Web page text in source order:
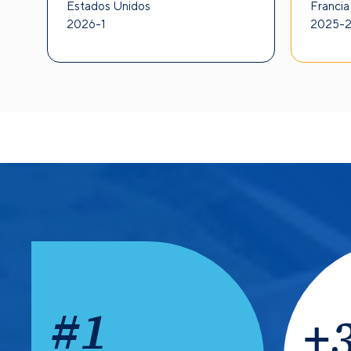
Estados Unidos
2026-1
Francia
2025-2
#1
PREGRADO Y
abierta para el